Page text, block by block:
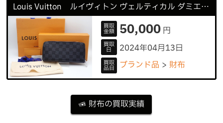
Louis Vuitton ルイヴィトン ヴェルティカル ダミエグラフィット 長財布
買取
金額 50,000円
買取
日 2024年04月13日
買取
品目 ブランド品 財布
財布の買取実績